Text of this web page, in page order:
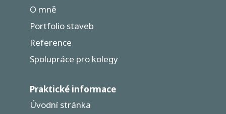
O mně
Portfolio staveb
Reference
Spolupráce pro kolegy
Praktické informace
Úvodní stránka